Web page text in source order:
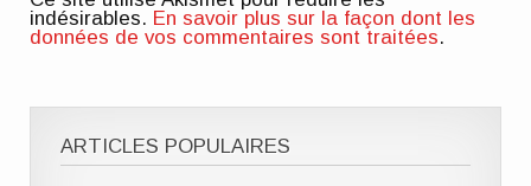
indésirables. En savoir plus sur la façon dont les
données de vos commentaires sont traitées.
ARTICLES POPULAIRES